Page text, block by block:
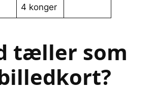
4 konger
tæller som